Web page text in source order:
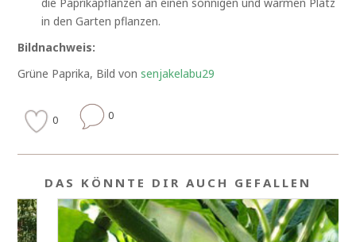
in den Garten pflanzen.
Bildnachweis:
Grüne Paprika, Bild vonsenjakelabu29
0 0
DAS KÖNNTE DIR AUCH GEFALLEN